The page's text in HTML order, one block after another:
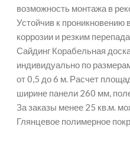
возможность монтажа в
Устойчив к проникновению
коррозии и резким
Сайдинг Корабельная
индивидуально по
от 0,5 до 6 м. Расчет
ширине панели 260 мм,
За заказы менее 25 кв.м.
Глянцевое полимерное